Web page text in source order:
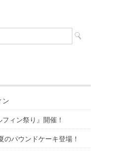
ン
ィン祭り』開催！
パウンドケーキ登場！